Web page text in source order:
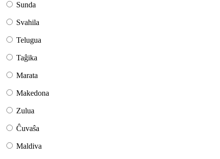
Sunda
Svahila
Telugua
Taĝika
Marata
Makedona
Zulua
Ĉuvaŝa
Maldiva